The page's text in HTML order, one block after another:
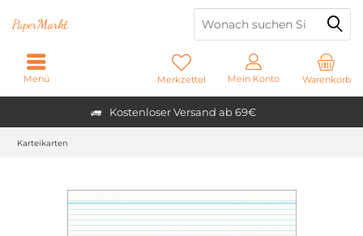
Kostenloser Versand ab 69€
PaperMarkt
Warenkorb
Merkzettel Mein Konto
Menü
Karteikarten